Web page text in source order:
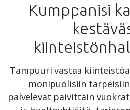
Kumppanisi
Tampuuri vastaa
monipuolisiin
palvelevat päivittäin